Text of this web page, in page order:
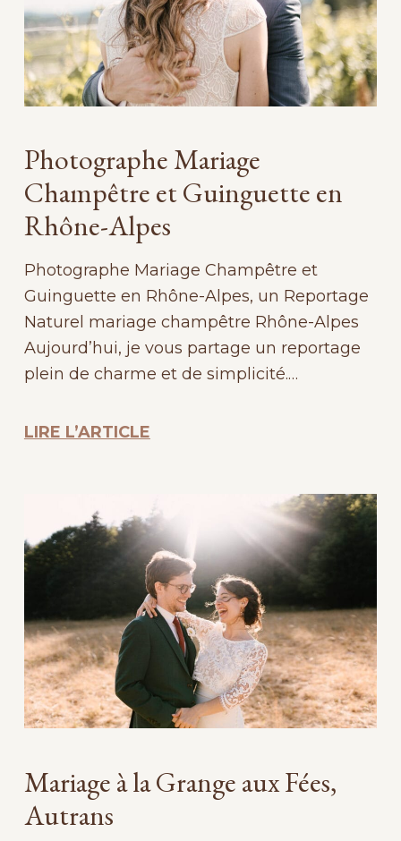
Photographe Mariage
Champêtre et Guinguette en
Rhône-Alpes
Photographe Mariage Champêtre et
Guinguette en Rhône-Alpes, un Reportage
Naturel mariage champêtre Rhône-Alpes
Aujourd’hui, je vous partage un reportage
plein de charme et de simplicité.…
LIRE L’ARTICLE
Mariage à la Grange aux Fées,
Autrans